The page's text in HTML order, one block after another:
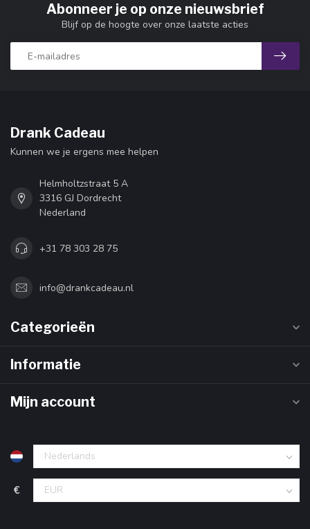
Abonneer je op onze nieuwsbrief
Blijf op de hoogte over onze laatste acties
Drank Cadeau
Kunnen we je ergens mee helpen
Helmholtzstraat 5 A
3316 GJ Dordrecht
Nederland
+31 78 303 28 75
info@drankcadeau.nl
Categorieën
Informatie
Mijn account
€